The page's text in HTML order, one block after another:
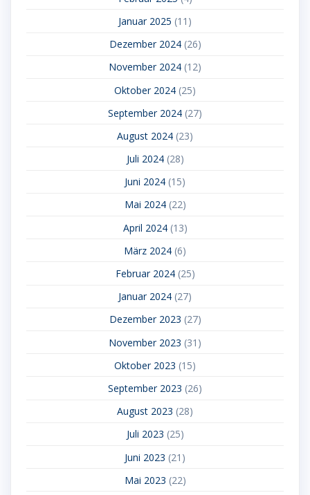
Januar 2025 (11)
Dezember 2024(26)
November 2024 (12)
Oktober 2024 (25)
September 2024 (27)
August 2024 (23)
Juli 2024(28)
Juni 2024 (15)
Mai 2024(22)
April 2024(13)
März 2024 (6)
Februar 2024(25)
Januar 2024 (27)
Dezember 2023 (27)
November 2023 (31)
Oktober 2023 (15)
September 2023 (26)
August 2023 (28)
Juli 2023 (25)
Juni 2023 (21)
Mai 2023 (22)